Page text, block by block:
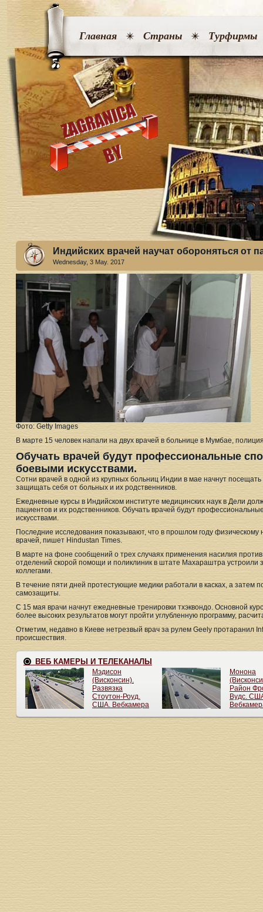
Главная Страны Турфирмы
Индийских врачей научат обороняться от
Wednesday, 3 May. 2017
Фото: Getty Images
В марте 15 человек напали на двух врачей в больнице в Мумбае,
Обучать врачей будут профессиональные
боевыми искусствами.
Сотни врачей в одной из крупных больниц Индии в мае начнут
защищать себя от больных и их родственников.
Ежедневные курсы в Индийском институте медицинских наук в Дели
пациентов и их родственников. Обучать врачей будут
искусствами.
Последние исследования показывают, что в прошлом году
врачей, пишет Hindustan Times.
В марте на фоне сообщений о трех случаях применения насилия
отделений скорой помощи и поликлиник в штате Махараштра устроили
коллегами.
В течение пяти дней протестующие медики работали в касках, а затем
самозащиты.
С 15 мая врачи начнут ежедневные тренировки тхэквондо. Основной
более высоких результатов могут пройти углубленную программу,
Отметим, недавно в Киеве нетрезвый врач за рулем Geely протаранил
происшествия.